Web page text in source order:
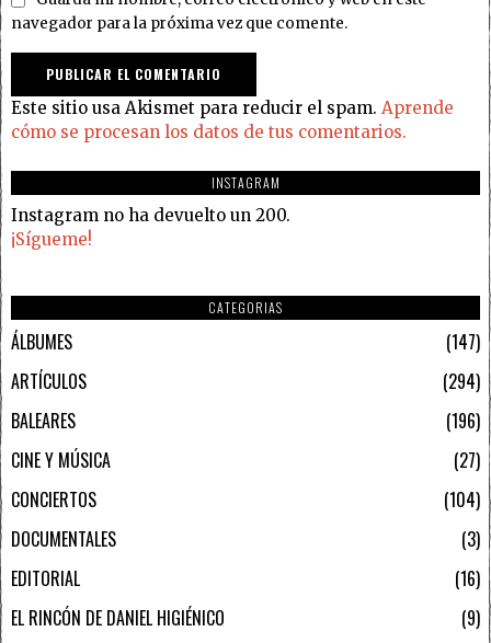
navegador para la próxima vez que comente.
Este sitio usa Akismet para reducir el spam. Aprende
cómo se procesan los datos de tus comentarios.
INSTAGRAM
Instagram no ha devuelto un 200.
¡Sígueme!
CATEGORIAS
ÁLBUMES
147
ARTÍCULOS
294
BALEARES
196
CINE Y MÚSICA
27
CONCIERTOS
104
DOCUMENTALES
3
EDITORIAL
16
EL RINCÓN DE DANIEL HIGIÉNICO
9